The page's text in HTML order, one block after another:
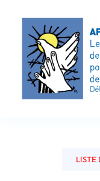
contenu
AFMD 30
LISTE